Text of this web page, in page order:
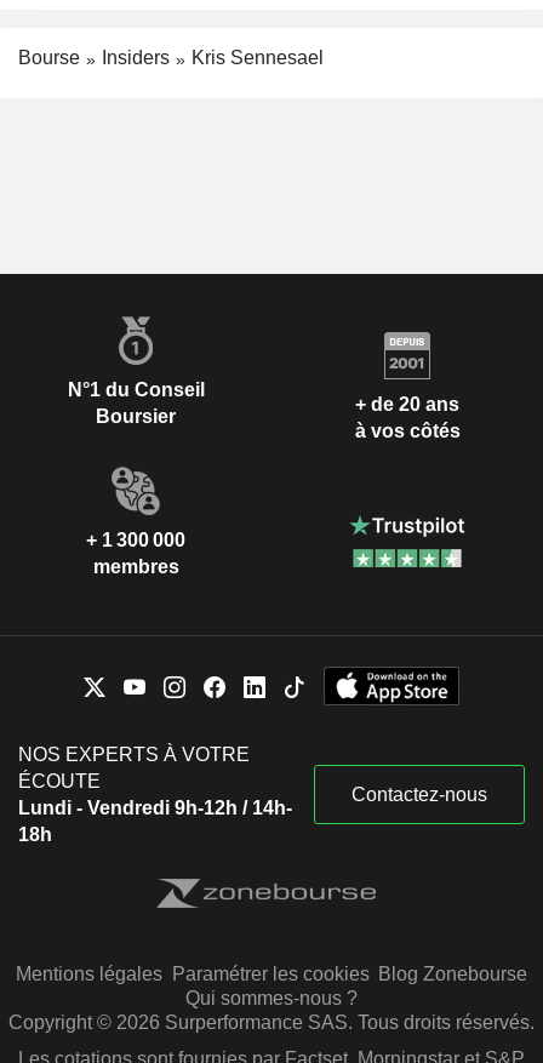
Bourse Insiders Kris Sennesael
N°1 du Conseil
Boursier
+ de 20 ans
à vos côtés
+ 1 300 000
membres
NOS EXPERTS À VOTRE
ÉCOUTE
Lundi - Vendredi 9h-12h / 14h-
18h
Contactez-nous
Mentions légales Paramétrer les cookies Blog Zonebourse
Qui sommes-nous ?
Copyright © 2026 Surperformance SAS. Tous droits réservés.
Les cotations sont fournies par Factset, Morningstar et S&P